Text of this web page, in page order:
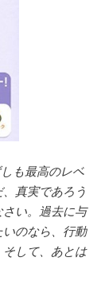
も最高のレベ
真実であろう
い。過去に与
いのなら、行動
して、あとは